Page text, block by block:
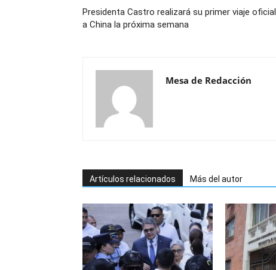
Presidenta Castro realizará su primer viaje oficial
a China la próxima semana
Mesa de Redacción
Artículos relacionados Más del autor